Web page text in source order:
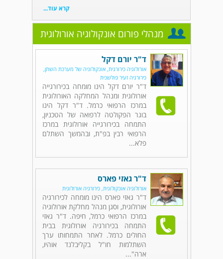
קרא עוד...
מנהלי פורום אונקולוגיה אורולוגית
ד"ר יורם דקל
אורולוגיה כירורגית, אונקולוגיה של מערכת השתן,
כירורגיה זעיר פולשנית
ד"ר יורם דקל הינו מומחה בכירורגייה
אורולוגית ומנהל המחלקה האורולוגית
במרכז הרפואי כרמל. ד"ר דקל הינו
בוגר הפקולטה לרפואה של הטכניון,
התמחה בכירורגייה אורולוגית במרכז
הרפואי רבין בפ"ת, ובהמשך השתלם
פלא...
ד"ר גאזי פארס
אורולוגיה אונקולוגית, כירורגיה אורולוגית
ד"ר גאזי פארס הינו מומחה לכירורגיה
אורולוגית, וסגן מנהל מחלקת אורולוגיה
במרכז הרפואי כרמל, חיפה. ד"ר גאזי
התמחה בכירורגיה אורולוגית בבית
החולים כרמל. לאחר התמחותו ערך
השתלמות חו"ל בקליבלנד אוהיו,
ארה"...